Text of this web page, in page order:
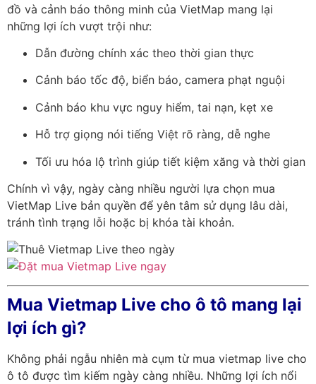
đồ và cảnh báo thông minh của VietMap mang lại
những lợi ích vượt trội như:
Dẫn đường chính xác theo thời gian thực
Cảnh báo tốc độ, biển báo, camera phạt nguội
Cảnh báo khu vực nguy hiểm, tai nạn, kẹt xe
Hỗ trợ giọng nói tiếng Việt rõ ràng, dễ nghe
Tối ưu hóa lộ trình giúp tiết kiệm xăng và thời gian
Chính vì vậy, ngày càng nhiều người lựa chọn mua
VietMap Live bản quyền để yên tâm sử dụng lâu dài,
tránh tình trạng lỗi hoặc bị khóa tài khoản.
Mua Vietmap Live cho ô tô mang lại
lợi ích gì?
Không phải ngẫu nhiên mà cụm từ mua vietmap live cho
ô tô được tìm kiếm ngày càng nhiều. Những lợi ích nổi